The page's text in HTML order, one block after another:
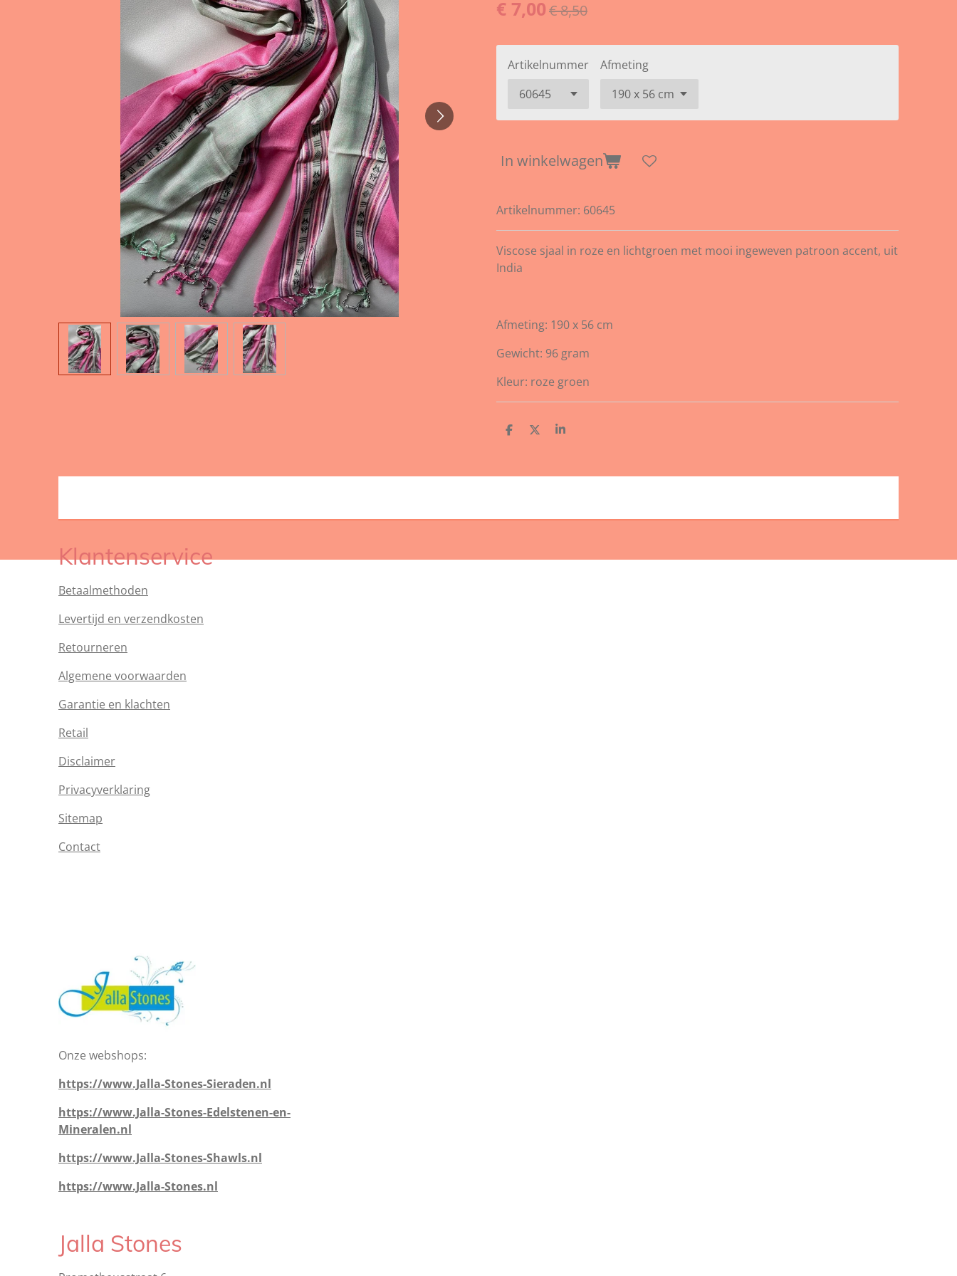
€ 7,00€ 8,50
Artikelnummer Afmeting
In winkelwagen
Artikelnummer: 60645
Viscose sjaal in roze en lichtgroen met mooi ingeweven patroon accent, uit
India
Afmeting: 190 x 56 cm
Gewicht: 96 gram
Kleur: roze groen
D
n
D
S
e
Klantenservice
Betaalmethoden
Levertijd en verzendkosten
Retourneren
Algemene voorwaarden
Garantie en klachten
Retail
Disclaimer
Privacyverklaring
Sitemap
Contact
Onze webshops:
https://www.Jalla-Stones-Sieraden.nl
https://www.Jalla-Stones-Edelstenen-en-
Mineralen.nl
https://www.Jalla-Stones-Shawls.nl
https://www.Jalla-Stones.nl
Jalla Stones